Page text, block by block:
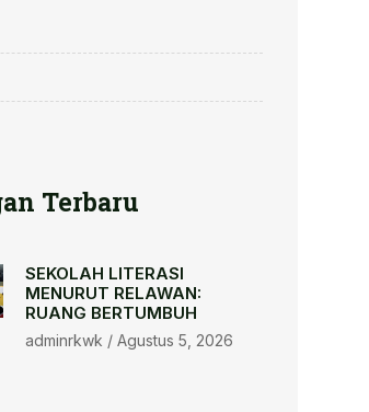
Terbaru
SEKOLAH LITERASI
MENURUT RELAWAN:
RUANG BERTUMBUH
adminrkwk Agustus 5, 2026